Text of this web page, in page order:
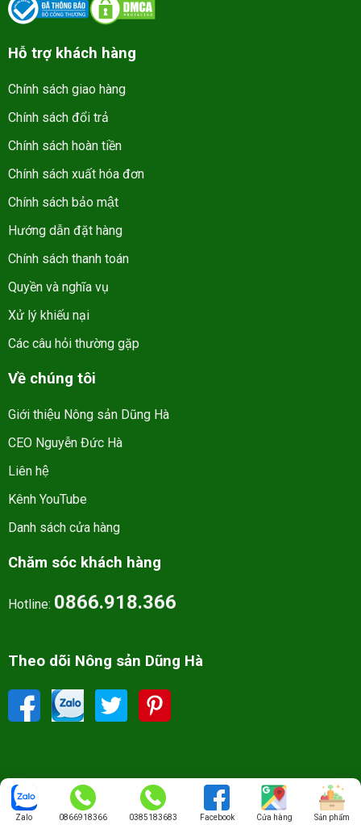
Hỗ trợ khách hàng
Chính sách giao hàng
Chính sách đổi trả
Chính sách hoàn tiền
Chính sách xuất hóa đơn
Chính sách bảo mật
Hướng dẫn đặt hàng
Chính sách thanh toán
Quyền và nghĩa vụ
Xử lý khiếu nại
Các câu hỏi thường gặp
Về chúng tôi
Giới thiệu Nông sản Dũng Hà
CEO Nguyễn Đức Hà
Liên hệ
Kênh YouTube
Danh sách cửa hàng
Chăm sóc khách hàng
Hotline: 0866.918.366
Theo dõi Nông sản Dũng Hà
Tất cả bản quyền thuộc về nongsandungha.com. - All right reserved
Zalo 0866918366 0385183683 Facebook Cửa hàng Sản phẩm